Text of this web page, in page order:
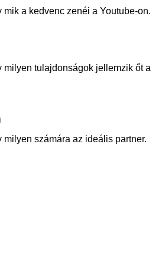
mik a kedvenc zenéi a Youtube-on.
milyen tulajdonságok jellemzik őt a
milyen számára az ideális partner.